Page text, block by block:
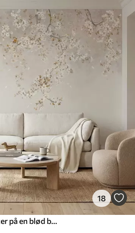
18
Grene med hvide blomster på en blød beige baggrund